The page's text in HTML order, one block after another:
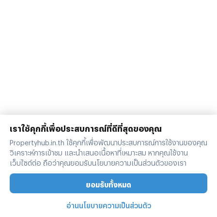
เราใช้คุกกี้เพื่อประสบการณ์ที่ดีที่สุดของคุณ
Propertyhub.in.th ใช้คุกกี้เพื่อพัฒนาประสบการณ์การใช้งานของคุณ
วิเคราะห์การเข้าชม และนำเสนอเนื้อหาที่เหมาะสม หากคุณใช้งาน
เว็บไซต์ต่อ ถือว่าคุณยอมรับนโยบายความเป็นส่วนตัวของเรา
ยอมรับทั้งหมด
อ่านนโยบายความเป็นส่วนตัว